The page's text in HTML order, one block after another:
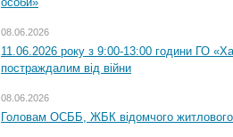
08.06.2026
11.06.2026 року з 9:00-13:00 години ГО
постраждалим від війни
08.06.2026
Головам ОСББ, ЖБК відомчого